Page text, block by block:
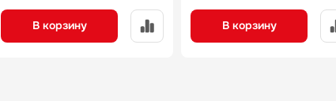
В корзину В корзину